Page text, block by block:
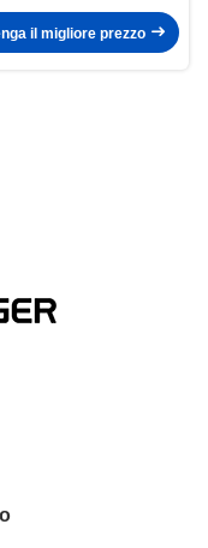
il migliore prezzo